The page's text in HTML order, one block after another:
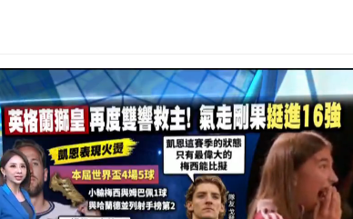
【新聞一點靈】里長參選人竟肇逃！ 連撞2車...
男子拒檢遭驗出毒、酒駕！ 2男開瑪莎拉蒂朝...